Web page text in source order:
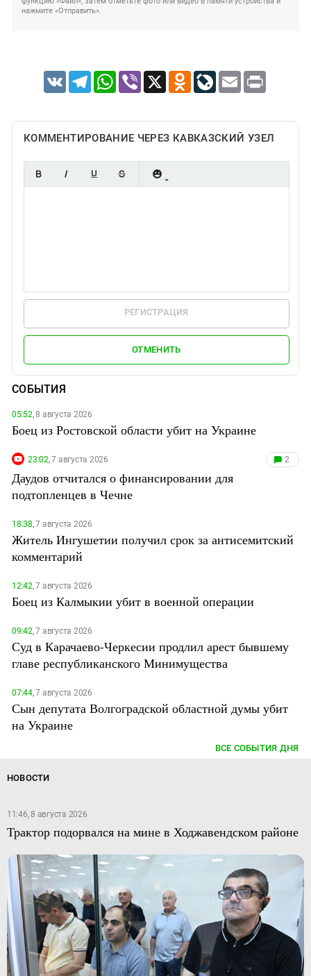
нажмите «Отправить».
VK TelegramWhatsApp
Viber X Odnoklassniki
LiveJournal
Email Print
КОММЕНТИРОВАНИЕ ЧЕРЕЗ КАВКАЗСКИЙ УЗЕЛ
РЕГИСТРАЦИЯ
ОТМЕНИТЬ
СОБЫТИЯ
05:52,8 августа 2026
Боец из Ростовской области убит на Украине
23:02,7 августа 2026 2
Даудов отчитался о финансировании для
подтопленцев в Чечне
18:38,7 августа 2026
Житель Ингушетии получил срок за антисемитский
комментарий
12:42,7 августа 2026
Боец из Калмыкии убит в военной операции
09:42,7 августа 2026
Суд в Карачаево-Черкесии продлил арест бывшему
главе республиканского Минимущества
07:44,7 августа 2026
Сын депутата Волгоградской областной думы убит
на Украине
ВСЕ СОБЫТИЯ ДНЯ
НОВОСТИ
11:46, 8 августа 2026
Трактор подорвался на мине в Ходжавендском районе